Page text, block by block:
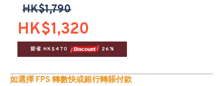
HK$1,320
HK$1,790
節省 HK$470 26%
如選擇 FPS 轉數快或銀行轉賬付款